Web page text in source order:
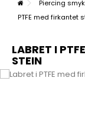
Piercing
PTFE med firkantet
LABRET I
STEIN